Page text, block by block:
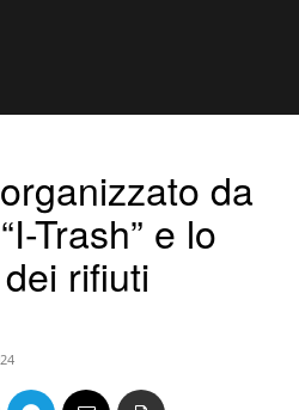
da
Trash” e lo
rifiuti